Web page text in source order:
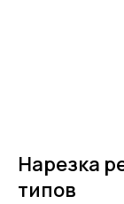
Нарезка
типов